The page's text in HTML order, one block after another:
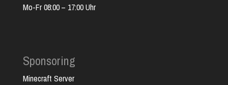
Mo-Fr 08:00 – 17:00 Uhr
Sponsoring
Minecraft Server